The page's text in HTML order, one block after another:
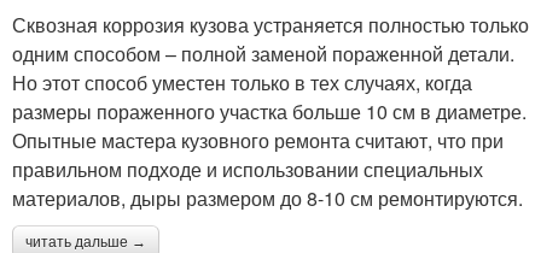
Сквозная коррозия кузова устраняется полностью только
одним способом – полной заменой пораженной детали.
Но этот способ уместен только в тех случаях, когда
размеры пораженного участка больше 10 см в диаметре.
Опытные мастера кузовного ремонта считают, что при
правильном подходе и использовании специальных
материалов, дыры размером до 8-10 см ремонтируются.
читать дальше →